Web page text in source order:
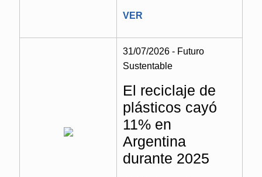
VER
31/07/2026 - Futuro
Sustentable
El reciclaje de
plásticos cayó
11% en
Argentina
durante 2025